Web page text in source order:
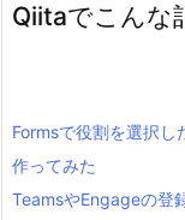
Qiitaでこんな
Formsで役割を選択し
作ってみた
TeamsやEngageの登